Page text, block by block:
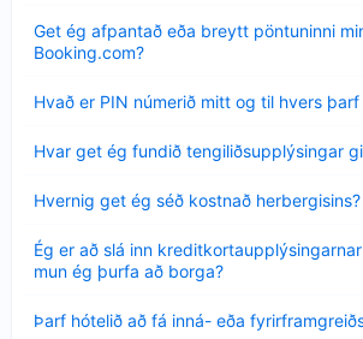
Get ég afpantað eða breytt pöntuninni
Booking.com?
sýnt
Hvað er PIN númerið mitt og til hvers
sýnt
Hvar get ég fundið tengiliðsupplýsingar
sýnt
Hvernig get ég séð kostnað herbergisins?
sýnt
Ég er að slá inn
mun ég þurfa að borga?
Minna
sýnt
Þarf hótelið að fá inná- eða
sýnt